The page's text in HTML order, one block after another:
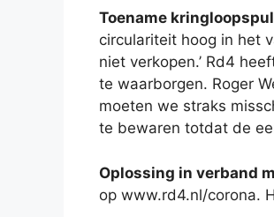
Toename
circulariteit hoog in het
niet verkopen.’ Rd4
te waarborgen. Roger
moeten we straks
te bewaren totdat de
Oplossing in verband
op www.rd4.nl/corona.